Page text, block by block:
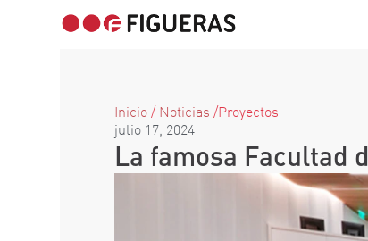
Inicio/ Noticias /Proyectos
julio 17, 2024
La famosa Facultad